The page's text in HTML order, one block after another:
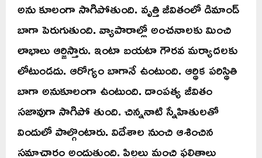
అను కూలంగా సాగిపోతుంది. వృత్తి జీవితంలో డిమాండ్
బాగా పెరుగుతుంది. వ్యాపారాల్లో అంచనాలకు మించి
లాభాలు ఆర్జిస్తారు. ఇంటా బయటా గౌరవ మర్యాదలకు
లోటుండదు. ఆరోగ్యం బాగానే ఉంటుంది. ఆర్థిక పరిస్థితి
బాగా అనుకూలంగా ఉంటుంది. దాంపత్య జీవితం
సజావుగా సాగిపో తుంది. చిన్ననాటి స్నేహితులతో
విందులో పాల్గొంటారు. విదేశాల నుంచి ఆశించిన
సమాచారం అందుతుంది. పిల్లలు మంచి ఫలితాలు